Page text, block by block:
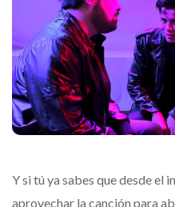
Y si tú ya sabes que desde el
aprovechar la canción para